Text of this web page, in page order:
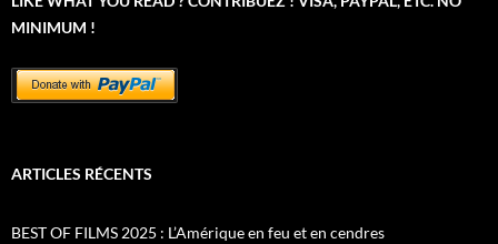
MINIMUM !
ARTICLES RÉCENTS
BEST OF FILMS 2025 : L’Amérique en feu et en cendres